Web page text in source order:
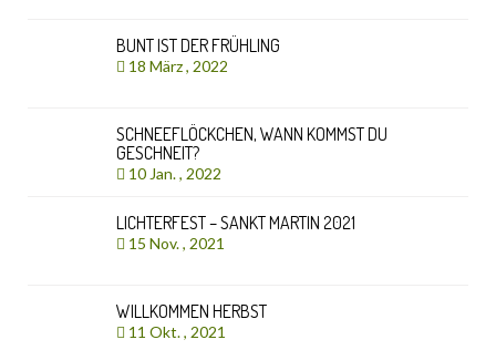
BUNT IST DER FRÜHLING
18 März , 2022
SCHNEEFLÖCKCHEN, WANN KOMMST DU
GESCHNEIT?
10 Jan. , 2022
LICHTERFEST – SANKT MARTIN 2021
15 Nov. , 2021
WILLKOMMEN HERBST
11 Okt. , 2021